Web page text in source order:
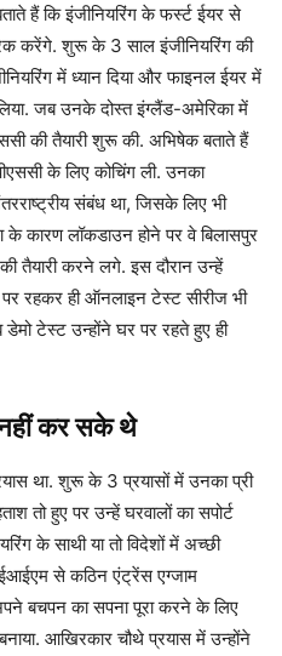
हैं कि इंजीनियरिंग के फर्स्ट ईयर से
करेंगे. शुरू के 3 साल इंजीनियरिंग की
में ध्यान दिया और फाइनल ईयर में
जब उनके दोस्त इंग्लैंड-अमेरिका में
की तैयारी शुरू की. अभिषेक बताते हैं
के लिए कोचिंग ली. उनका
संबंध था, जिसके लिए भी
के कारण लॉकडाउन होने पर वे बिलासपुर
तैयारी करने लगे. इस दौरान उन्हें
पर रहकर ही ऑनलाइन टेस्ट सीरीज भी
टेस्ट उन्होंने घर पर रहते हुए ही
नहीं कर सके थे
था. शुरू के 3 प्रयासों में उनका प्री
तो हुए पर उन्हें घरवालों का सपोर्ट
के साथी या तो विदेशों में अच्छी
से कठिन एंट्रेंस एग्जाम
बचपन का सपना पूरा करने के लिए
आखिरकार चौथे प्रयास में उन्होंने